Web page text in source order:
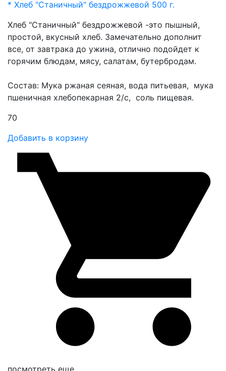
* Хлеб "Станичный" бездрожжевой 500 г.
Хлеб "Станичный" бездрожжевой -это пышный,
простой, вкусный хлеб. Замечательно дополнит
все, от завтрака до ужина, отлично подойдет к
горячим блюдам, мясу, салатам, бутербродам.
Состав: Мука ржаная сеяная, вода питьевая, мука
пшеничная хлебопекарная 2/с, соль пищевая.
70
Добавить в корзину